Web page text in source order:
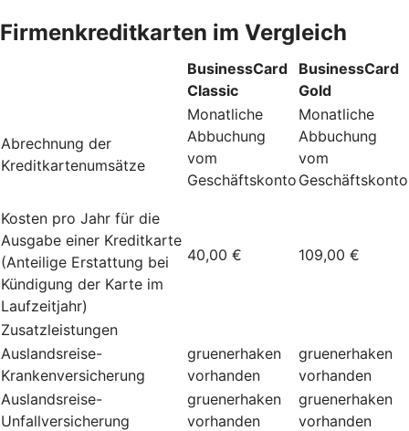
Firmenkreditkarten im Vergleich
BusinessCard
Classic
BusinessCard
Gold
Abrechnung der
Kreditkartenumsätze
Monatliche
Abbuchung
vom
Geschäftskonto
Monatliche
Abbuchung
vom
Geschäftskonto
Kosten pro Jahr für die
Ausgabe einer Kreditkarte
(Anteilige Erstattung bei
Kündigung der Karte im
Laufzeitjahr)
40,00 € 109,00 €
Zusatzleistungen
Auslandsreise-
Krankenversicherung
gruenerhaken
vorhanden
gruenerhaken
vorhanden
Auslandsreise-
Unfallversicherung
gruenerhaken
vorhanden
gruenerhaken
vorhanden